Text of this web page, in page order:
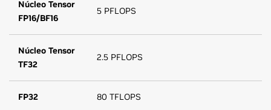
Núcleo Tensor
FP16/BF16
5 PFLOPS
Núcleo Tensor
TF32
2.5 PFLOPS
FP32 80 TFLOPS